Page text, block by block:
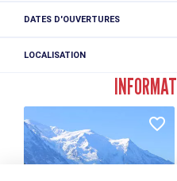
poursuivre tout droit vers la
nombreux couloirs sous le
au sommet du lieu-dit la
NE PAS ALLER AU DELA:
DATES D'OUVERTURES
Sous réserve de conditions
météorologiques favorables.
LOCALISATION
Randonnée de la Pierre à Bosson
Col de Balme
74400 Argentière
DÉTAILS DU TRACÉ